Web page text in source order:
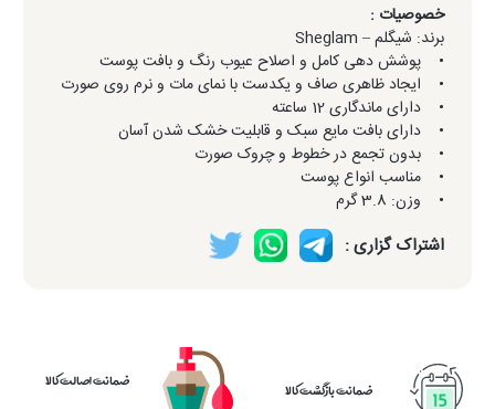
خصوصیات :
برند: شیگلم – Sheglam
• پوشش دهی کامل و اصلاح عیوب رنگ و بافت پوست
• ایجاد ظاهری صاف و یکدست با نمای مات و نرم روی صورت
• دارای ماندگاری 12 ساعته
• دارای بافت مایع سبک و قابلیت خشک شدن آسان
• بدون تجمع در خطوط و چروک صورت
• مناسب انواع پوست
• وزن: 3.8 گرم
اشتراک گزاری :
ضمانت بازگشت کالا ضمانت اصالت کالا